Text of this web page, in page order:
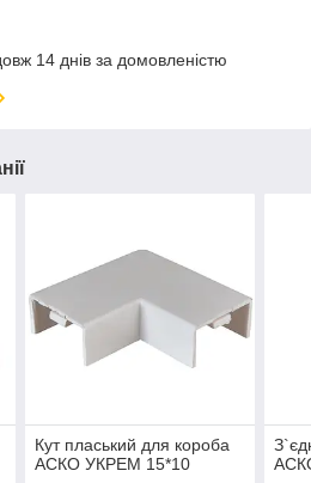
14 днів за домовленістю
Кут пласький для короба
АСКО УКРЕМ 15*10